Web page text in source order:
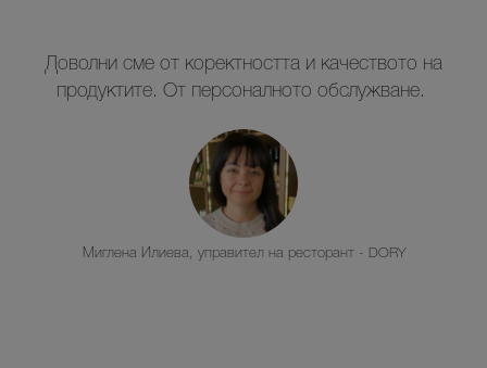
Доволни сме от коректността и качеството на
продуктите. От персоналното обслужване.
Миглена Илиева, управител на ресторант - DORY